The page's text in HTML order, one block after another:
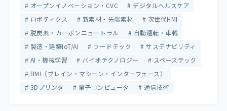
オープンイノベーション・CVC
デジタルヘルスケア
ロボティクス
新素材・先端素材
次世代HMI
脱炭素・カーボンニュートラル
自動運転・車載
製造・建築IoT/AI
フードテック
サステナビリティ
AI・機械学習
バイオテクノロジー
スペーステック
BMI（ブレイン・マシーン・インターフェース）
3Dプリンタ
量子コンピュータ 通信技術